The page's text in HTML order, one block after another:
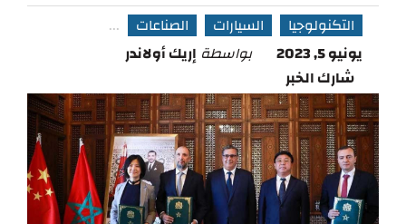
التكنولوجيا السيارات الصناعات
...
يونيو 5, 2023
بواسطة إريك أولاندر
شارك الخبر